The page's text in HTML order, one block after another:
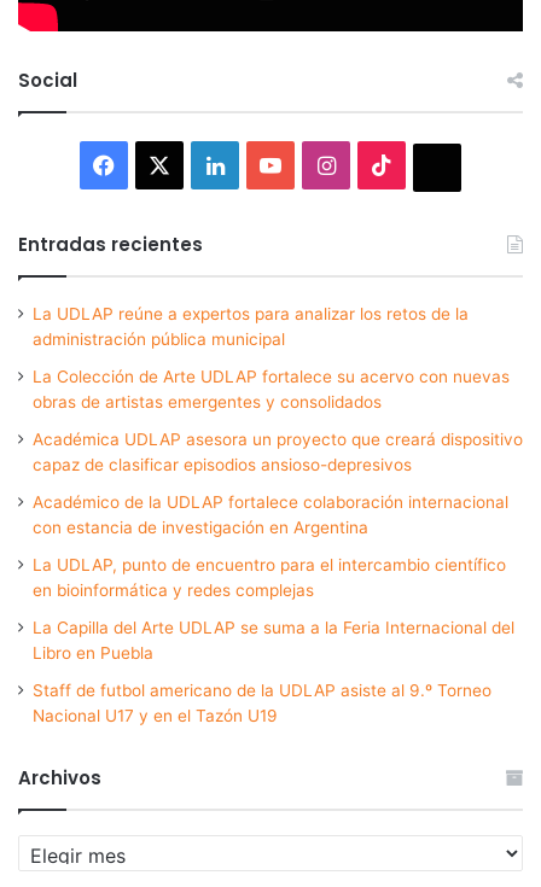
Social
Facebook LinkedInYouTubeInstagram
Entradas recientes
La UDLAP reúne a expertos para analizar los retos de la
administración pública municipal
La Colección de Arte UDLAP fortalece su acervo con nuevas
obras de artistas emergentes y consolidados
Académica UDLAP asesora un proyecto que creará dispositivo
capaz de clasificar episodios ansioso-depresivos
Académico de la UDLAP fortalece colaboración internacional
con estancia de investigación en Argentina
La UDLAP, punto de encuentro para el intercambio científico
en bioinformática y redes complejas
La Capilla del Arte UDLAP se suma a la Feria Internacional del
Libro en Puebla
Staff de futbol americano de la UDLAP asiste al 9.º Torneo
Nacional U17 y en el Tazón U19
Archivos
Archivos